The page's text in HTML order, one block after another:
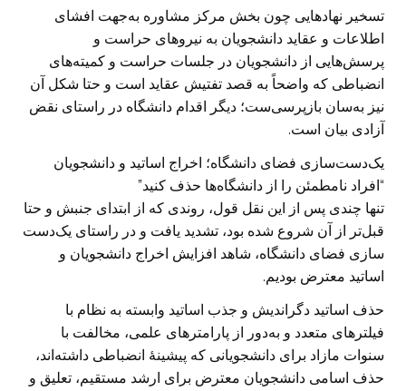
تسخیر نهادهایی چون بخش مرکز مشاوره به‌جهت افشای
اطلاعات و عقاید دانشجویان به نیروهای حراست و
پرسش‌هایی از دانشجویان در جلسات حراست و کمیته‌های
انضباطی که واضحاً به قصد تفتیش عقاید است و حتا شکل آن
نیز به‌سان بازپرسی‌ست؛ دیگر اقدام دانشگاه در راستای نقض
آزادی بیان است.
یک‌دست‌سازی فضای دانشگاه؛ اخراج اساتید و دانشجویان
“افراد نامطمئن را از دانشگاه‌ها حذف کنید”
تنها چندی پس از این نقل قول، روندی که از ابتدای جنبش و حتا
قبل‌تر از آن شروع شده بود، تشدید یافت و در راستای یک‌دست
سازی فضای دانشگاه، شاهد افزایش اخراج دانشجویان و
اساتید معترض بودیم.
حذف اساتید دگراندیش و جذب اساتید وابسته به نظام با
فیلترهای متعدد و به‌دور از پارامترهای علمی، مخالفت با
سنوات مازاد برای دانشجویانی که پیشینهٔ انضباطی داشته‌اند،
حذف اسامی دانشجویان معترض برای ارشد مستقیم، تعلیق و